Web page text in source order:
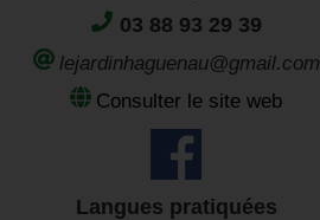
03 88 93 29 39
lejardinhaguenau@gmail.com
Consulter le site web
Langues pratiquées